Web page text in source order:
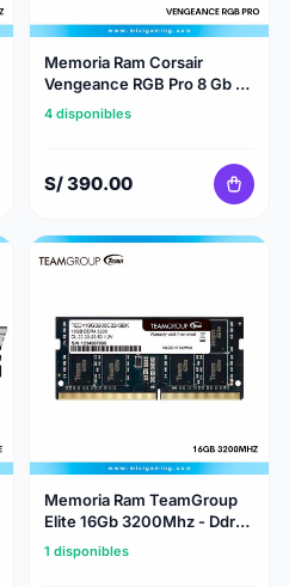
Memoria Ram Corsair
Vengeance RGB Pro 8 Gb -
3200Mhz - Ddr4 - Black
4 disponibles
S/ 390.00
Memoria Ram TeamGroup
Elite 16Gb 3200Mhz - Ddr4
- Sin Disipador
1 disponibles